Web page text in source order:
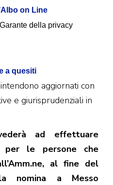
on Line
della privacy
a quesiti
aggiornati con
e giurisprudenziali in
ad effettuare
per le persone che
al fine del
nomina a Messo